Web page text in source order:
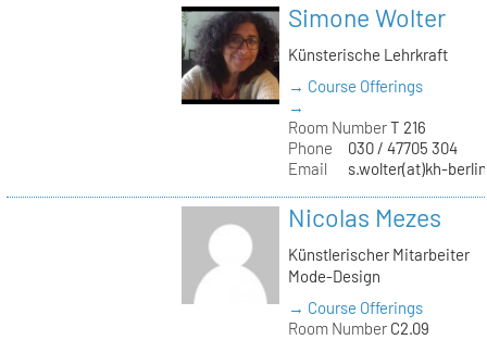
Simone Wolter
Künsterische Lehrkraft
→ Course Offerings
→
Room NumberT 216
Phone
030 / 47705 304
Email
s.wolter(at)kh-
Nicolas Mezes
Künstlerischer Mitarbeiter
Mode-Design
→ Course Offerings
Room NumberC2.09